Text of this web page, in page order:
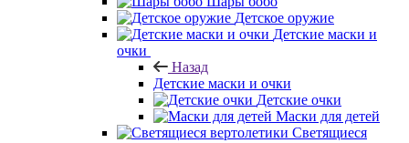
Детское оружие
Детские маски и
очки
Назад
Детские маски и очки
Детские очки
Маски для детей
Светящиеся